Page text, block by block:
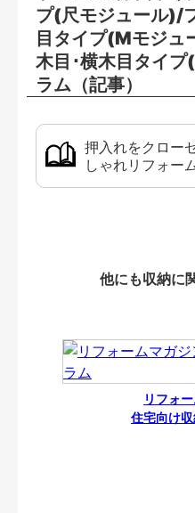
プ(尺モジュール)/
目タイプ(Mモジュ
木目･横木目タイ
ラム（記事）
押入れをクロー
しゃれリフォー
他にも収納に
リフォ
住宅向け